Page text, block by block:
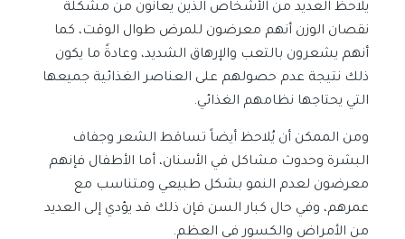
يلاحظ العديد من الأشخاص الذين يعانون من مشكلة
نقصان الوزن أنهم معرضون للمرض طوال الوقت، كما
أنهم يشعرون بالتعب والإرهاق الشديد، وعادةً ما يكون
ذلك نتيجة عدم حصولهم على العناصر الغذائية جميعها
التي يحتاجها نظامهم الغذائي.
ومن الممكن أن يُلاحظ أيضاً تساقط الشعر وجفاف
البشرة وحدوث مشاكل في الأسنان، أما الأطفال فإنهم
معرضون لعدم النمو بشكل طبيعي ومتناسب مع
عمرهم، وفي حال كبار السن فإن ذلك قد يؤدي إلى العديد
من الأمراض والكسور في العظم.